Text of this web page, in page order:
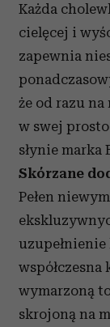
Każda
cielęcej i
zapewnia
że od razu
w swej
słynie marka
Skórzane
Pełen
uzupełnienie
wymarzoną
skrojoną na